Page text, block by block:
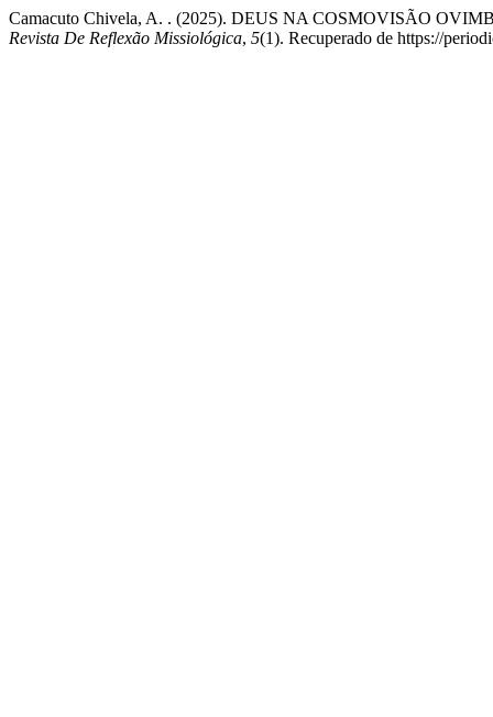
Camacuto Chivela, A. . (2025). DEUS NA COSMOVISÃO
Revista De Reflexão Missiológica, 5(1). Recuperado de https://